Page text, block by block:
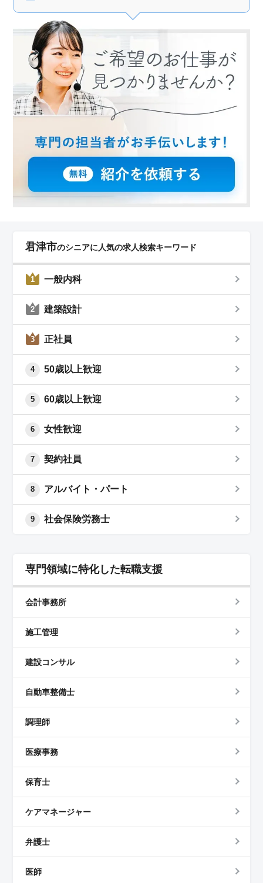
君津市のシニアに人気の求人検索キーワード
1 一般内科
2 建築設計
3 正社員
4 50歳以上歓迎
5 60歳以上歓迎
6 女性歓迎
7 契約社員
8 アルバイト・パート
9 社会保険労務士
専門領域に特化した転職支援
会計事務所
施工管理
建設コンサル
自動車整備士
調理師
医療事務
保育士
ケアマネージャー
弁護士
医師